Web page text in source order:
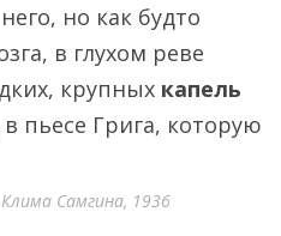
но как будто
в глухом реве
крупных капель
пьесе Грига, которую
Самгина, 1936